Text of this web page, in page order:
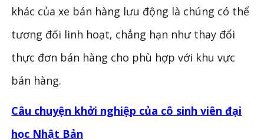
khác của xe bán hàng lưu động là chúng có thể
tương đối linh hoạt, chẳng hạn như thay đổi
thực đơn bán hàng cho phù hợp với khu vực
bán hàng.
Câu chuyện khởi nghiệp của cô sinh viên đại
học Nhật Bản